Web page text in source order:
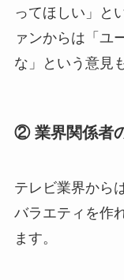
ってほしい」と
ァンからは「ユ
な」という意見も
② 業界関係者
テレビ業界から
バラエティを作
ます。